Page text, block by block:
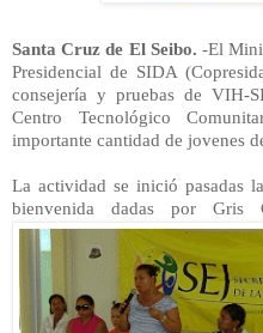
Santa Cruz de El Seibo. -El
Presidencial de SIDA
consejería y pruebas de VIH-
Centro Tecnológico
importante cantidad de jovenes
La actividad se inició pasadas
bienvenida dadas por Gris